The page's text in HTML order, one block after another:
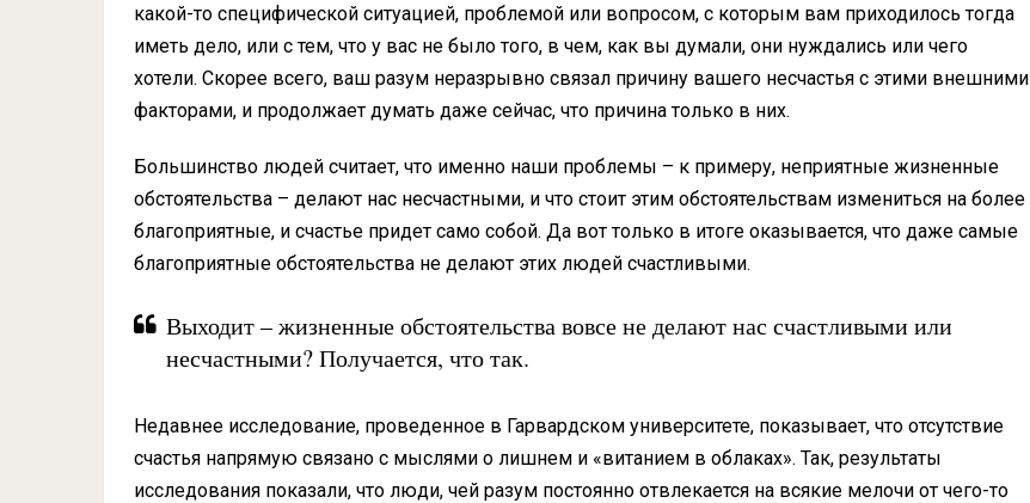
какой-то специфической ситуацией, проблемой или вопросом, с которым вам приходилось тогда
иметь дело, или с тем, что у вас не было того, в чем, как вы думали, они нуждались или чего
хотели. Скорее всего, ваш разум неразрывно связал причину вашего несчастья с этими внешними
факторами, и продолжает думать даже сейчас, что причина только в них.
Большинство людей считает, что именно наши проблемы – к примеру, неприятные жизненные
обстоятельства – делают нас несчастными, и что стоит этим обстоятельствам измениться на более
благоприятные, и счастье придет само собой. Да вот только в итоге оказывается, что даже самые
благоприятные обстоятельства не делают этих людей счастливыми.
Выходит – жизненные обстоятельства вовсе не делают нас счастливыми или
несчастными? Получается, что так.
Недавнее исследование, проведенное в Гарвардском университете, показывает, что отсутствие
счастья напрямую связано с мыслями о лишнем и «витанием в облаках». Так, результаты
исследования показали, что люди, чей разум постоянно отвлекается на всякие мелочи от чего-то